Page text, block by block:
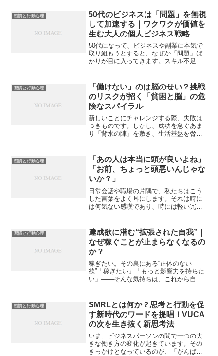
言葉で正解を語り、本屋に行けば相反す
るメソッドが隣り合わせで並...
習慣と行動心理
50代のビジネスは「問題」を無視
して加速する｜ワクワクが価値を
生む大人の個人ビジネス戦略
50代になって、ビジネスや副業に本気で
取り組もうとすると、なぜか「問題」ば
かりが目に入ってきます。スキル不足、
しなければならない課題」だと思い込ん
でしまいます。しかし...
習慣と行動心理
「働けない」のは脳のせい？挑戦
のリスクが招く「貧困と脳」の危
険なスパイラル
新しいことにチャレンジする際、失敗は
つきものです。しかし、成功を急ぐあま
り「背水の陣」を敷き、生活基盤を脅か
一度貧困の「一線」を越えてしまうと、
再起するために最も必要な...
習慣と行動心理
「あの人は本当に頭が良いよね」
「お前、ちょっと頭悪いんじゃな
いか？」
日常会話や職場の片隅で、私たちはこう
した言葉をよく耳にします。それは時に
は何気ない感嘆であり、時には軽い冗談
くる中で、こうした言葉が飛び交うシー
ンに何度も遭遇してきまし...
習慣と行動心理
達成欲に潜む“拡張された自我”｜
なぜ稼ぐことが止まらなくなるの
か？
稼ぎたい。その裏にある“正体のない
欲”「稼ぎたい」「もっと影響力を持ちた
い」——そんな気持ちは、これから自分
かの役に立ちたい、世の中を良くした
い。そういう“まっとうな理...
習慣と行動心理
SMRLとは何か？思考と行動を促
す新時代のワードを提唱！VUCA
の次を生き抜く新思考法
いま、ビジネスパーソンの間で一つの大
きな働き方の変化が起きています。その
きっかけとなっているのが、「がんばる